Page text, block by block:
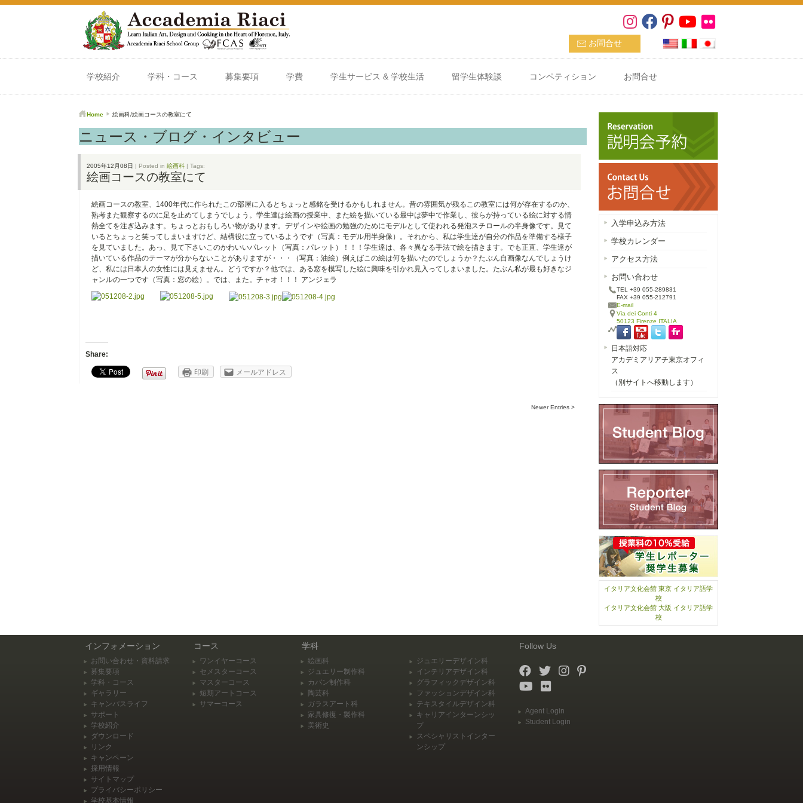
お問合せ
学校紹介 学科・コース 募集要項 学費 学生サービス & 学校生活 留学生体験談 コンペティション お問合せ
Home 絵画科/絵画コースの教室にて
ニュース・ブログ・インタビュー
2005年12月08日 | Posted in 絵画科 | Tags:
絵画コースの教室にて
絵画コースの教室、1400年代に作られたこの部屋に入るとちょっと感銘を受けるかもしれません。昔の雰囲気が残るこの教室には何が存在するのか、
熟考また観察するのに足を止めてしまうでしょう。学生達は絵画の授業中、また絵を描いている最中は夢中で作業し、彼らが持っている絵に対する情
熱全てを注ぎ込みます。ちょっとおもしろい物があります。デザインや絵画の勉強のためにモデルとして使われる発泡スチロールの半身像です。見て
いるとちょっと笑ってしまいますけど、結構役に立っているようです（写真：モデル用半身像）。それから、私は学生達が自分の作品を準備する様子
を見ていました。あっ、見て下さいこのかわいいパレット（写真：パレット）！！！学生達は、各々異なる手法で絵を描きます。でも正直、学生達が
描いている作品のテーマが分からないことがありますが・・・（写真：油絵）例えばこの絵は何を描いたのでしょうか？たぶん自画像なんでしょうけ
ど、私には日本人の女性には見えません。どうですか？他では、ある窓を模写した絵に興味を引かれ見入ってしまいました。たぶん私が最も好きなジ
ャンルの一つです（写真：窓の絵）。では、また。チャオ！！！ アンジェラ
Share:
印刷 メールアドレス
Newer Entries >
入学申込み方法
学校カレンダー
アクセス方法
お問い合わせ
TEL +39 055-289831
FAX +39 055-212791
E-mail
Via dei Conti 4
50123 Firenze ITALIA
日本語対応
アカデミアリアチ東京オフィ
ス
（別サイトへ移動します）
イタリア文化会館 東京 イタリア語学
校
イタリア文化会館 大阪 イタリア語学
校
インフォメーション
お問い合わせ・資料請求
募集要項
学科・コース
ギャラリー
キャンパスライフ
サポート
学校紹介
ダウンロード
リンク
キャンペーン
採用情報
サイトマップ
プライバシーポリシー
学校基本情報
コース
ワンイヤーコース
セメスターコース
マスターコース
短期アートコース
サマーコース
学科
絵画科
ジュエリー制作科
カバン制作科
陶芸科
ガラスアート科
家具修復・製作科
美術史
ジュエリーデザイン科
インテリアデザイン科
グラフィックデザイン科
ファッションデザイン科
テキスタイルデザイン科
キャリアインターンシッ
プ
スペシャリストインター
ンシップ
Follow Us
Agent Login
Student Login